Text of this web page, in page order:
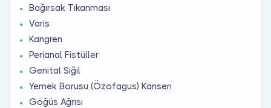
Bağırsak Tıkanması
Varis
Kangren
Perianal Fistüller
Genital Siğil
Yemek Borusu (Özofagus) Kanseri
Göğüs Ağrısı